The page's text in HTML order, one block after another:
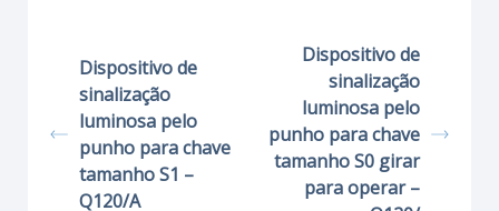
Dispositivo de
sinalização
luminosa pelo
punho para chave
tamanho S1 –
Q120/A
Dispositivo de
sinalização
luminosa pelo
punho para chave
tamanho S0 girar
para operar –